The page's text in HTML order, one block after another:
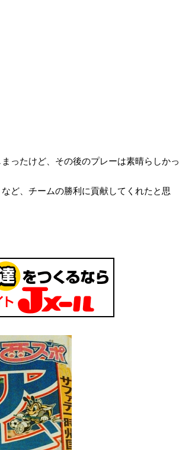
ったけど、その後のプレーは素晴らしかっ
ど、チームの勝利に貢献してくれたと思